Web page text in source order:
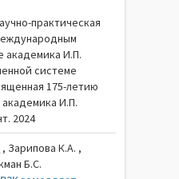
практическая
академика И.П.
системе
175-летию
И.П.
2024
, Зарипова К.А. ,
Б.С.